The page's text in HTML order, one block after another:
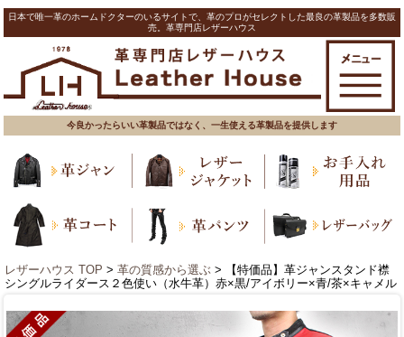
日本で唯一革のホームドクターのいるサイトで、革のプロがセレクトした最良の革製品を多数販
売。革専門店レザーハウス
今良かったらいい革製品ではなく、一生使える革製品を提供します
レザーハウス TOP > 革の質感から選ぶ > 【特価品】革ジャンスタンド襟
シングルライダース２色使い（水牛革）赤×黒/アイボリー×青/茶×キャメル